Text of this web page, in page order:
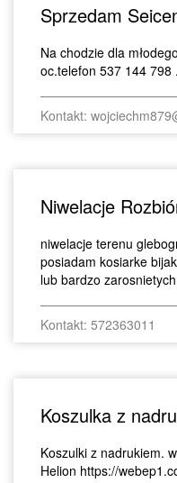
Sprzedam
Na chodzie dla
oc.telefon 537 144 798
Kontakt:
Niwelacje
niwelacje terenu
posiadam kosiarke
lub bardzo
Kontakt: 572363011
Koszulka z
Koszulki z nadrukiem.
Helion https://